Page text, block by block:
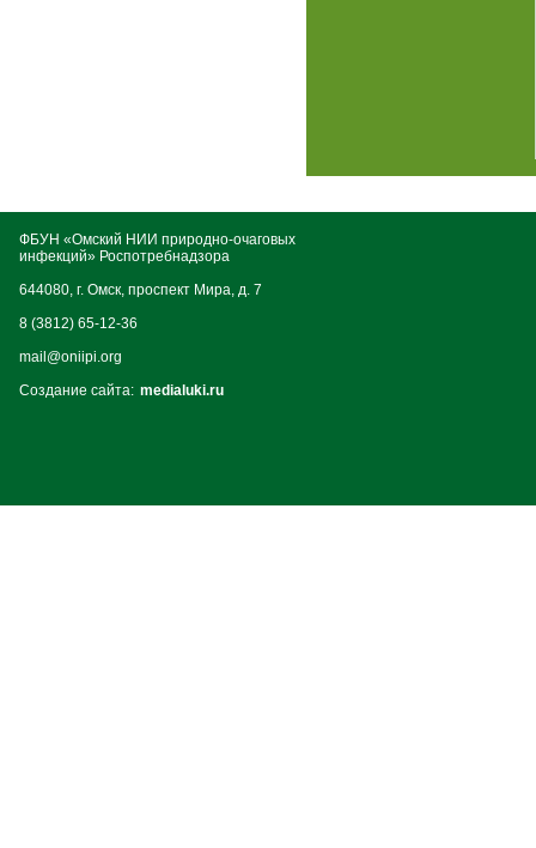
ФБУН «Омский НИИ природно-очаговых
инфекций» Роспотребнадзора
644080, г. Омск, проспект Мира, д. 7
8 (3812) 65-12-36
mail@oniipi.org
Создание сайта: medialuki.ru